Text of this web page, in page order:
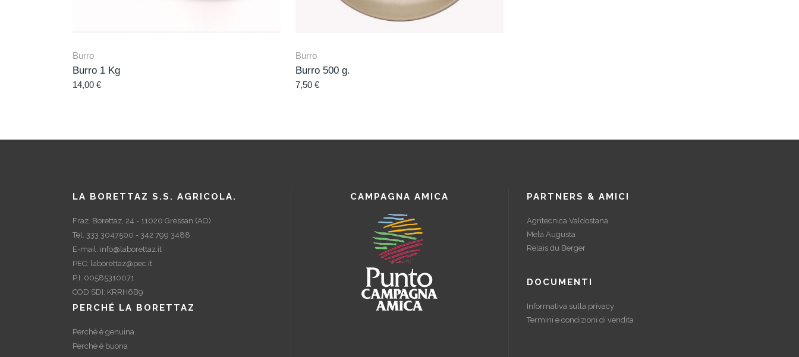
Burro
Burro 1 Kg
14,00 €
Burro
Burro 500 g.
7,50 €
LA BORETTAZ S.S. AGRICOLA.
Fraz. Borettaz, 24 - 11020 Gressan (AO)
Tel. 333 3047500 - 342 799 3488
E-mail: info@laborettaz.it
PEC: laborettaz@pec.it
P.I. 00585310071
COD SDI: KRRH6B9
PERCHÉ LA BORETTAZ
Perché è genuina
Perché è buona
CAMPAGNA AMICA PARTNERS & AMICI
Agritecnica Valdostana
Mela Augusta
Relais du Berger
DOCUMENTI
Informativa sulla privacy
Termini e condizioni di vendita